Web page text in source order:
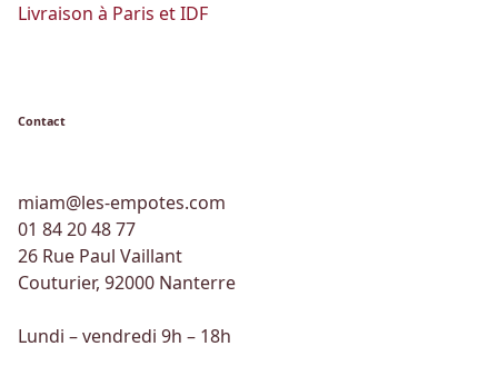
Livraison à Paris et IDF
Contact
miam@les-empotes.com
01 84 20 48 77
26 Rue Paul Vaillant
Couturier, 92000 Nanterre
Lundi – vendredi 9h – 18h